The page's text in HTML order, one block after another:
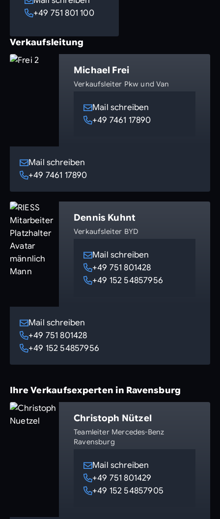
+49 751 801 100
Verkaufsleitung
Michael Frei
Verkaufsleiter Pkw und Van
Mail schreiben
+49 7461 17890
Mail schreiben
+49 7461 17890
Dennis Kuhnt
Verkaufsleiter BYD
Mail schreiben
+49 751 801428
+49 152 54857956
Mail schreiben
+49 751 801428
+49 152 54857956
Ihre Verkaufsexperten in Ravensburg
Christoph Nützel
Teamleiter Mercedes-Benz
Ravensburg
Mail schreiben
+49 751 801429
+49 152 54857905